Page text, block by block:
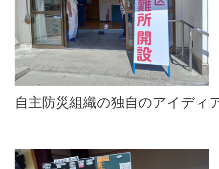
自主防災組織の独自のアイディ